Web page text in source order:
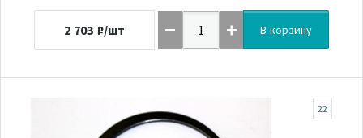
2 703 ₽/шт В корзину
22